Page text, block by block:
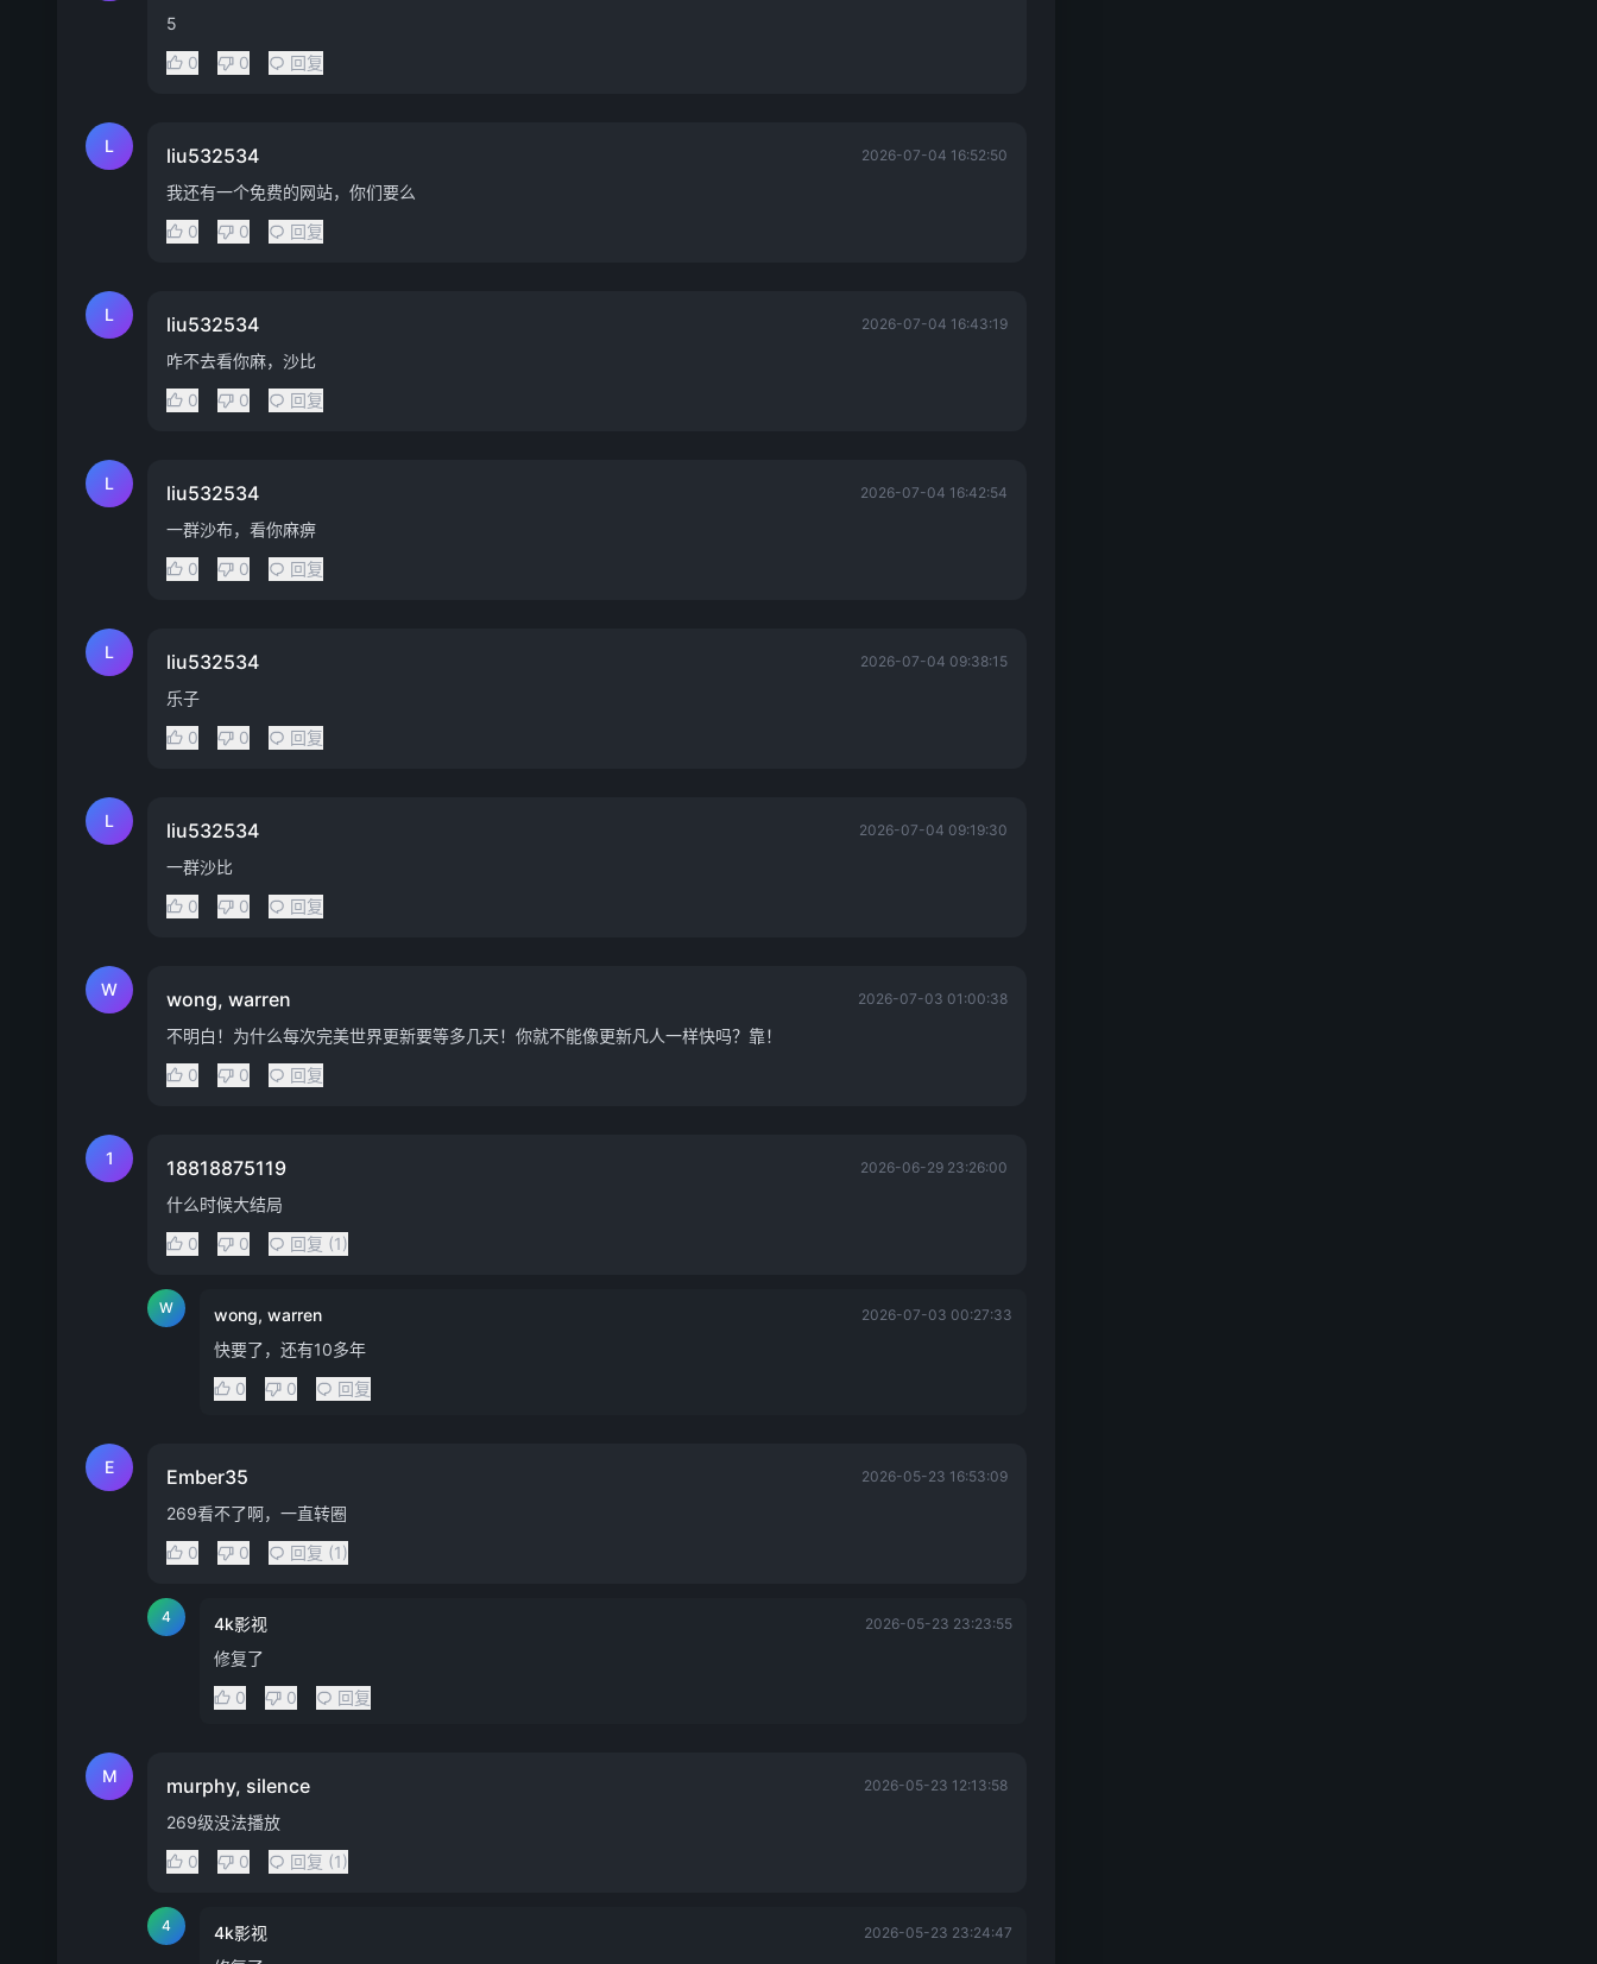
5
0
0 回复
L liu532534 2026-07-04 16:52:50
我还有一个免费的网站，你们要么
0
0 回复
L liu532534 2026-07-04 16:43:19
咋不去看你麻，沙比
0
0 回复
L liu532534 2026-07-04 16:42:54
一群沙布，看你麻痹
0
0 回复
L liu532534 2026-07-04 09:38:15
乐子
0
0 回复
L liu532534 2026-07-04 09:19:30
一群沙比
0
0 回复
W wong, warren 2026-07-03 01:00:38
不明白！为什么每次完美世界更新要等多几天！你就不能像更新凡人一样快吗？靠！
0
0 回复
1 18818875119 2026-06-29 23:26:00
什么时候大结局
0
0 回复 (1)
W wong, warren 2026-07-03 00:27:33
快要了，还有10多年
0
0 回复
E Ember35 2026-05-23 16:53:09
269看不了啊，一直转圈
0
0 回复 (1)
4 4k影视 2026-05-23 23:23:55
修复了
0
0 回复
M murphy, silence 2026-05-23 12:13:58
269级没法播放
0
0 回复 (1)
4 4k影视 2026-05-23 23:24:47